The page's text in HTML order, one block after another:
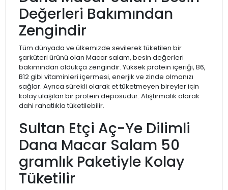
Değerleri Bakımından
Zengindir
Tüm dünyada ve ülkemizde sevilerek tüketilen bir
şarküteri ürünü olan Macar salam, besin değerleri
bakımından oldukça zengindir. Yüksek protein içeriği, B6,
B12 gibi vitaminleri içermesi, enerjik ve zinde olmanızı
sağlar. Ayrıca sürekli olarak et tüketmeyen bireyler için
kolay ulaşılan bir protein deposudur. Atıştırmalık olarak
dahi rahatlıkla tüketilebilir.
Sultan Etçi Aç-Ye Dilimli
Dana Macar Salam 50
gramlık Paketiyle Kolay
Tüketilir